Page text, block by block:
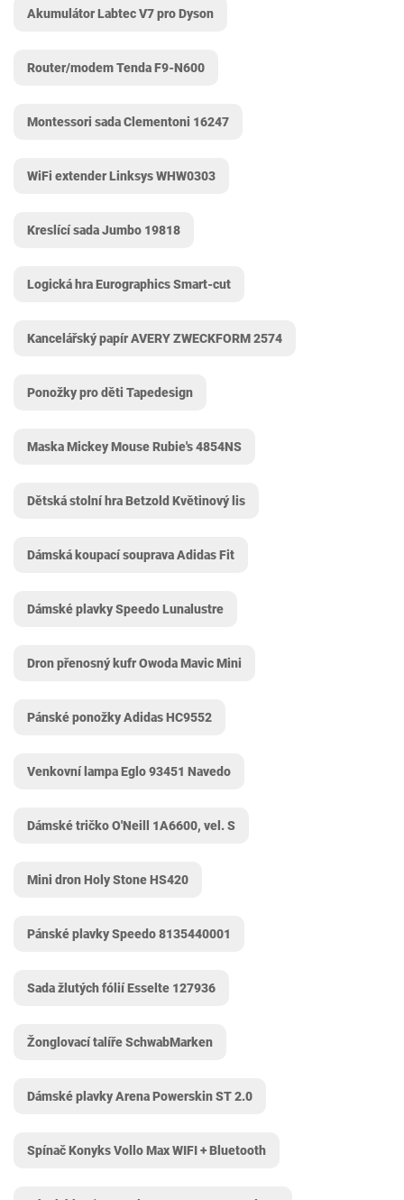
Akumulátor Labtec V7 pro Dyson
Router/modem Tenda F9-N600
Montessori sada Clementoni ‎16247
WiFi extender Linksys WHW0303
Kreslící sada Jumbo ‎19818
Logická hra Eurographics Smart-cut
Kancelářský papír AVERY ZWECKFORM 2574
Ponožky pro děti Tapedesign
Maska Mickey Mouse Rubie's ‎4854NS
Dětská stolní hra Betzold Květinový lis
Dámská koupací souprava Adidas Fit
Dámské plavky Speedo Lunalustre
Dron přenosný kufr Owoda Mavic Mini
Pánské ponožky Adidas HC9552
Venkovní lampa Eglo ‎93451 Navedo
Dámské tričko O'Neill 1A6600, vel. S
Mini dron Holy Stone HS420
Pánské plavky Speedo 8135440001
Sada žlutých fólií Esselte 127936
Žonglovací talíře SchwabMarken
Dámské plavky Arena Powerskin ST 2.0
Spínač Konyks Vollo Max WIFI + Bluetooth